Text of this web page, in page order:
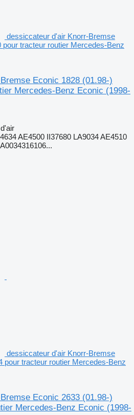
dessiccateur d'air Knorr-Bremse
pour tracteur routier Mercedes-Benz
Econic 1828 (01.98-)
Mercedes-Benz Econic (1998-
AE4500 II37680 LA9034 AE4510
dessiccateur d'air Knorr-Bremse
pour tracteur routier Mercedes-Benz
Econic 2633 (01.98-)
Mercedes-Benz Econic (1998-